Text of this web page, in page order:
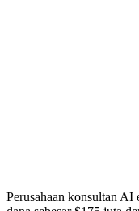
Perusahaan konsultan